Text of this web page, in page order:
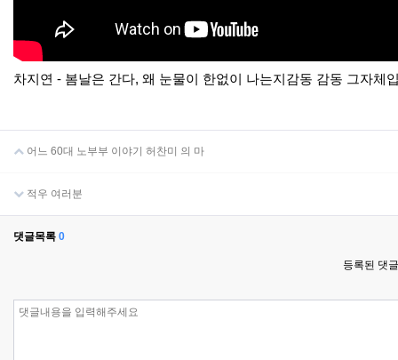
차지연 - 봄날은 간다, 왜 눈물이 한없이 나는지감동 감동 그자체
어느 60대 노부부 이야기 허찬미 의 마
적우 여러분
댓글목록 0
등록된 댓